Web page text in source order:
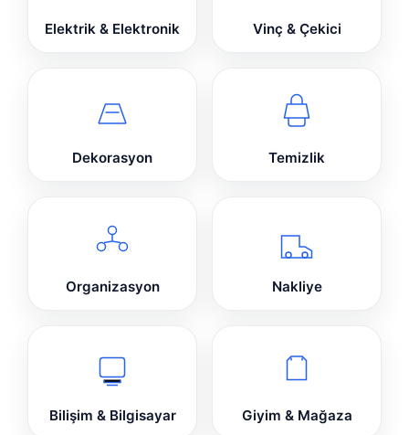
Elektrik & Elektronik Vinç & Çekici
Dekorasyon Temizlik
Organizasyon Nakliye
Bilişim & Bilgisayar Giyim & Mağaza